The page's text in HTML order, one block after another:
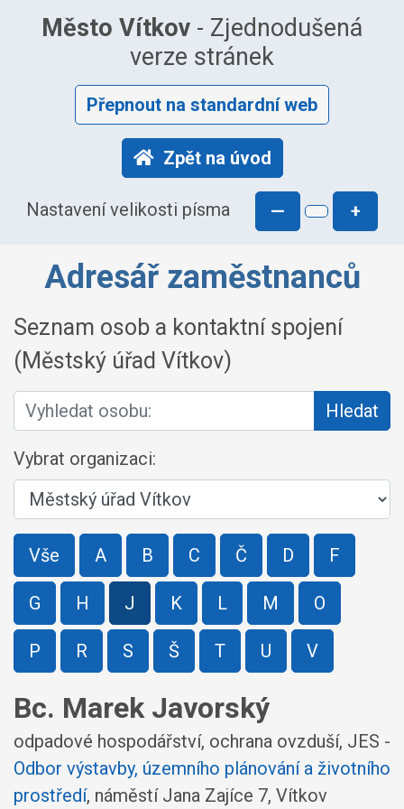
Město Vítkov - Zjednodušená
verze stránek
Přepnout na standardní web
Zpět na úvod
Nastavení velikosti písma — +
Adresář zaměstnanců
Seznam osob a kontaktní spojení
(Městský úřad Vítkov)
Vyhledat osobu: Hledat
Vybrat organizaci:
Vše A B C Č D F
G H J K L M O
P R S Š T U V
Bc. Marek Javorský
odpadové hospodářství, ochrana ovzduší, JES -
Odbor výstavby, územního plánování a životního
prostředí, náměstí Jana Zajíce 7, Vítkov